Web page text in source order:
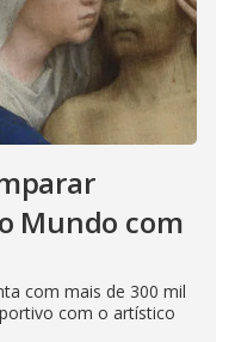
Mundo com
com mais de 300 mil
com o artístico